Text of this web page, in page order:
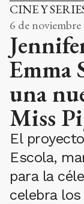
CINE Y
6 de noviembre
Emma
una
Miss
El
Escola,
para la
celebra